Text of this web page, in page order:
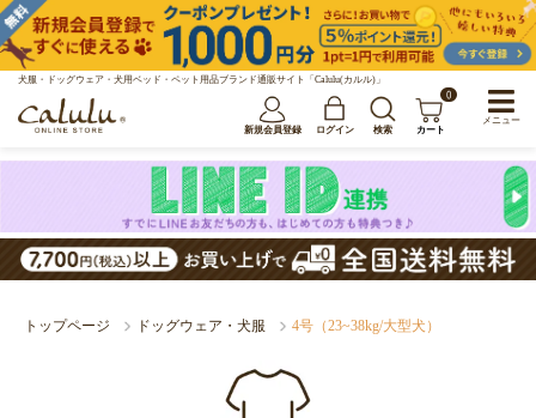
犬服・ドッグウェア・犬用ベッド・ペット用品ブランド通販サイト「Calulu(カルル)」
新規会員登録 ログイン 検索
0
カート
トップページ ドッグウェア・犬服 4号（23~38kg/大型犬）
メニュー